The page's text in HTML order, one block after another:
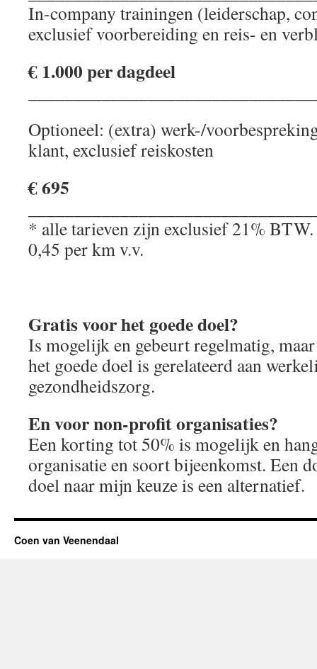
In-company trainingen (leiderschap,
exclusief voorbereiding en reis- en
€ 1.000 per dagdeel
Optioneel: (extra) werk-/
klant, exclusief reiskosten
€ 695
* alle tarieven zijn exclusief 21% BTW.
0,45 per km v.v.
Gratis voor het goede doel?
Is mogelijk en gebeurt regelmatig,
het goede doel is gerelateerd aan
gezondheidszorg.
En voor non-profit organisaties?
Een korting tot 50% is mogelijk en
organisatie en soort bijeenkomst. Een
doel naar mijn keuze is een alternatief.
Coen van Veenendaal